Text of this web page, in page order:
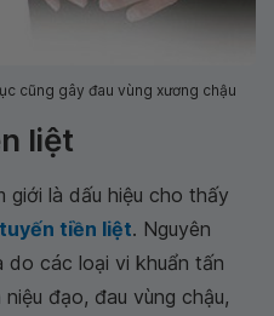
cũng gây đau vùng xương chậu
liệt
giới là dấu hiệu cho thấy
tiền liệt. Nguyên
do các loại vi khuẩn tấn
đạo, đau vùng chậu,